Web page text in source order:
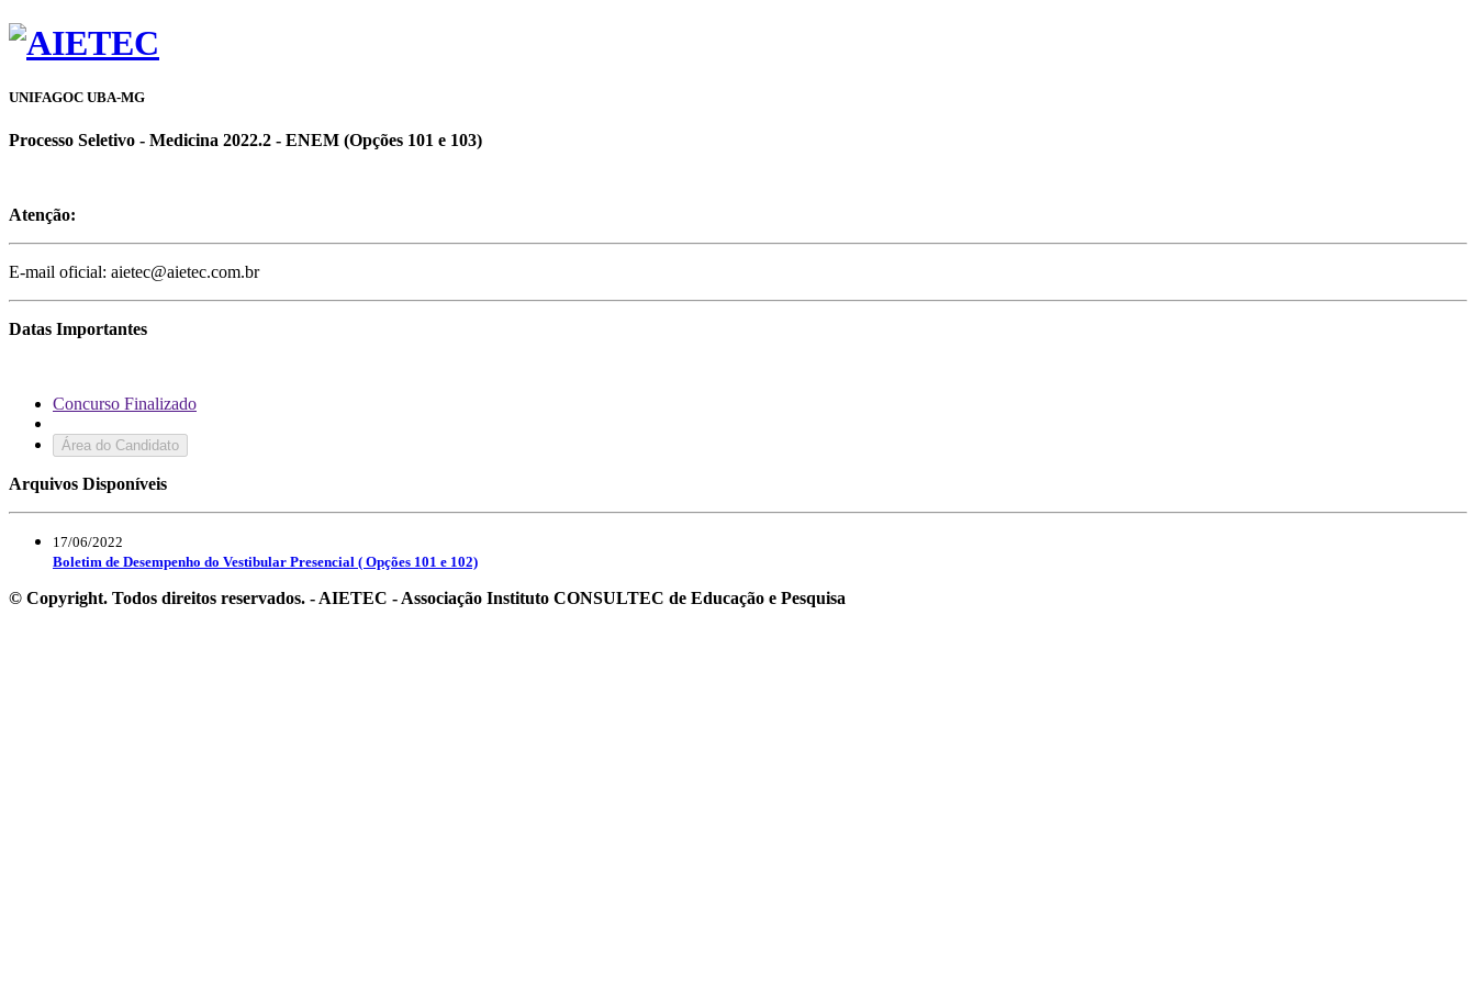
UNIFAGOC UBA-MG
Processo Seletivo - Medicina 2022.2 - ENEM (Opções 101 e 103)
Atenção:
E-mail oficial: aietec@aietec.com.br
Datas Importantes
Concurso Finalizado
Área do Candidato
Arquivos Disponíveis
17/06/2022
Boletim de Desempenho do Vestibular Presencial ( Opções 101 e 102)
© Copyright. Todos direitos reservados. - AIETEC - Associação Instituto CONSULTEC de Educação e Pesquisa